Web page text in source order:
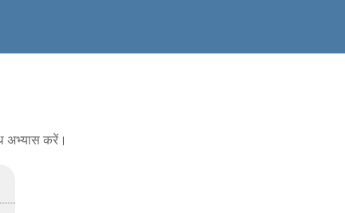
अभ्यास करें।